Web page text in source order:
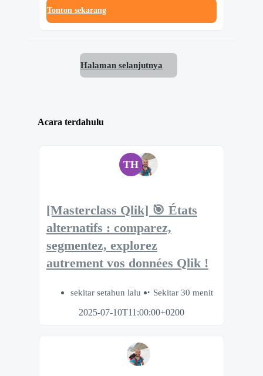
Tonton sekarang
Halaman selanjutnya
Acara terdahulu
TH
[Masterclass Qlik] 🎯 États
alternatifs : comparez,
segmentez, explorez
autrement vos données Qlik !
sekitar setahun lalu
Sekitar 30 menit
2025-07-10T11:00:00+0200